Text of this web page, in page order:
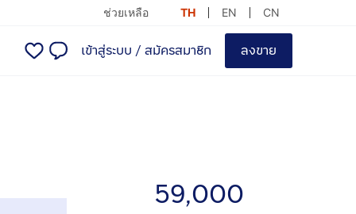
ช่วยเหลือ TH EN CN
เข้าสู่ระบบ / สมัครสมาชิก ลงขาย
59,000